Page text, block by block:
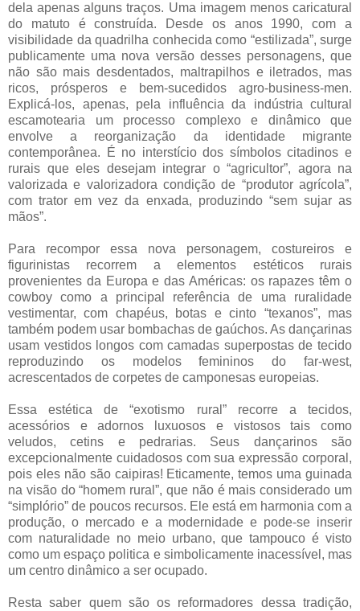
dela apenas alguns traços. Uma imagem menos caricatural
do matuto é construída. Desde os anos 1990, com a
visibilidade da quadrilha conhecida como “estilizada”, surge
publicamente uma nova versão desses personagens, que
não são mais desdentados, maltrapilhos e iletrados, mas
ricos, prósperos e bem-sucedidos agro-business-men.
Explicá-los, apenas, pela influência da indústria cultural
escamotearia um processo complexo e dinâmico que
envolve a reorganização da identidade migrante
contemporânea. É no interstício dos símbolos citadinos e
rurais que eles desejam integrar o “agricultor”, agora na
valorizada e valorizadora condição de “produtor agrícola”,
com trator em vez da enxada, produzindo “sem sujar as
mãos”.
Para recompor essa nova personagem, costureiros e
figurinistas recorrem a elementos estéticos rurais
provenientes da Europa e das Américas: os rapazes têm o
cowboy como a principal referência de uma ruralidade
vestimentar, com chapéus, botas e cinto “texanos”, mas
também podem usar bombachas de gaúchos. As dançarinas
usam vestidos longos com camadas superpostas de tecido
reproduzindo os modelos femininos do far-west,
acrescentados de corpetes de camponesas europeias.
Essa estética de “exotismo rural” recorre a tecidos,
acessórios e adornos luxuosos e vistosos tais como
veludos, cetins e pedrarias. Seus dançarinos são
excepcionalmente cuidadosos com sua expressão corporal,
pois eles não são caipiras! Eticamente, temos uma guinada
na visão do “homem rural”, que não é mais considerado um
“simplório” de poucos recursos. Ele está em harmonia com a
produção, o mercado e a modernidade e pode-se inserir
com naturalidade no meio urbano, que tampouco é visto
como um espaço politica e simbolicamente inacessível, mas
um centro dinâmico a ser ocupado.
Resta saber quem são os reformadores dessa tradição,